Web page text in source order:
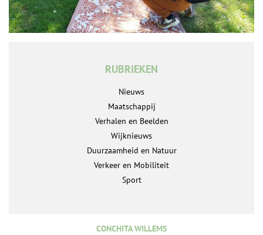
RUBRIEKEN
Nieuws
Maatschappij
Verhalen en Beelden
Wijknieuws
Duurzaamheid en Natuur
Verkeer en Mobiliteit
Sport
CONCHITA WILLEMS